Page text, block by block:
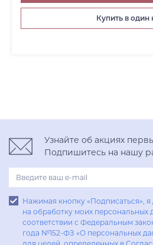
Купить в один
Узнайте об акциях
Подпишитесь на нашу
Нажимая кнопку «Подписаться», я
на обработку моих персональных
соответствии с Федеральным
года №152-ФЗ «О персональных